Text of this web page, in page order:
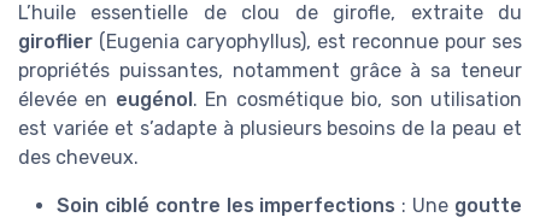
L’huile essentielle de clou de girofle, extraite du
giroflier (Eugenia caryophyllus), est reconnue pour ses
propriétés puissantes, notamment grâce à sa teneur
élevée en eugénol. En cosmétique bio, son utilisation
est variée et s’adapte à plusieurs besoins de la peau et
des cheveux.
Soin ciblé contre les imperfections : Une goutte